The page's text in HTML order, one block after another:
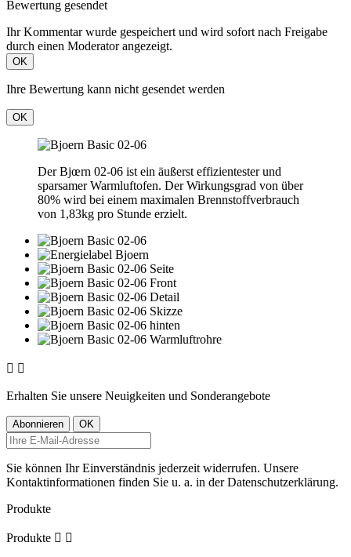
Bewertung gesendet
Ihr Kommentar wurde gespeichert und wird sofort nach Freigabe
durch einen Moderator angezeigt.
OK
Ihre Bewertung kann nicht gesendet werden
OK
Der Bjœrn 02-06 ist ein äußerst effizientester und
sparsamer Warmluftofen. Der Wirkungsgrad von über
80% wird bei einem maximalen Brennstoffverbrauch
von 1,83kg pro Stunde erzielt.
 
Erhalten Sie unsere Neuigkeiten und Sonderangebote
Sie können Ihr Einverständnis jederzeit widerrufen. Unsere
Kontaktinformationen finden Sie u. a. in der Datenschutzerklärung.
Produkte
Produkte  